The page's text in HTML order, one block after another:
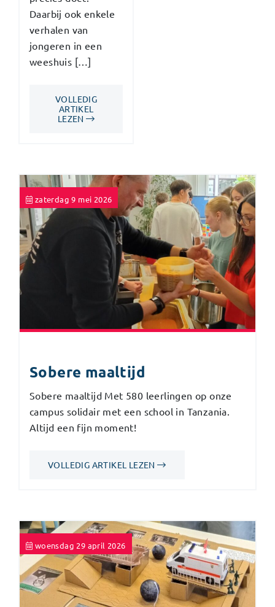
Daarbij ook enkele
verhalen van
jongeren in een
weeshuis […]
VOLLEDIG
ARTIKEL
LEZEN
zaterdag 9 mei 2026
Sobere maaltijd
Sobere maaltijd Met 580 leerlingen op onze
campus solidair met een school in Tanzania.
Altijd een fijn moment!
VOLLEDIG ARTIKEL LEZEN
woensdag 29 april 2026